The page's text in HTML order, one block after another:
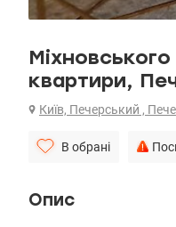
квартири,
Київ, Печерський ,
В обрані
Опис